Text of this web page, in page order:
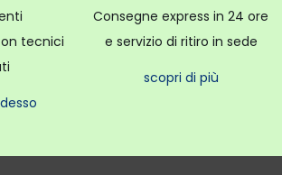
tecnici
Consegne express in 24 ore
e servizio di ritiro in sede
scopri di più